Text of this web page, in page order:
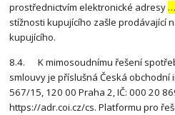
prostřednictvím elektronické adresy
stížnosti kupujícího zašle prodávající
kupujícího.
8.4. K mimosoudnímu řešení
smlouvy je příslušná Česká obchodní
567/15, 120 00 Praha 2, IČ: 000 20
https://adr.coi.cz/cs. Platformu pro